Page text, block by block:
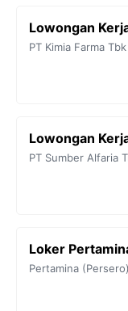
Lowongan
PT Kimia Farma Tbk
Lowongan
PT Sumber Alfaria
Loker
Pertamina (Persero)